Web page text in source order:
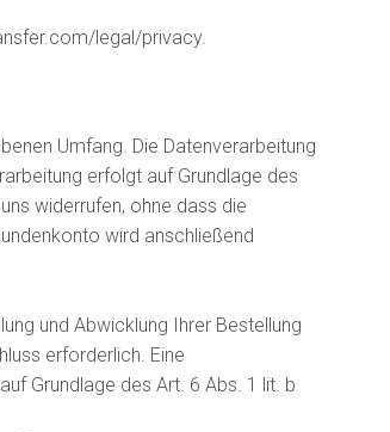
legal/privacy.
Umfang. Die Datenverarbeitung
erfolgt auf Grundlage des
widerrufen, ohne dass die
wird anschließend
und Abwicklung Ihrer Bestellung
erforderlich. Eine
Grundlage des Art. 6 Abs. 1 lit. b